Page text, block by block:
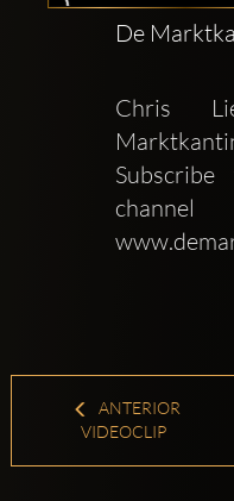
De
Chris
ANTERIOR
VIDEOCLIP